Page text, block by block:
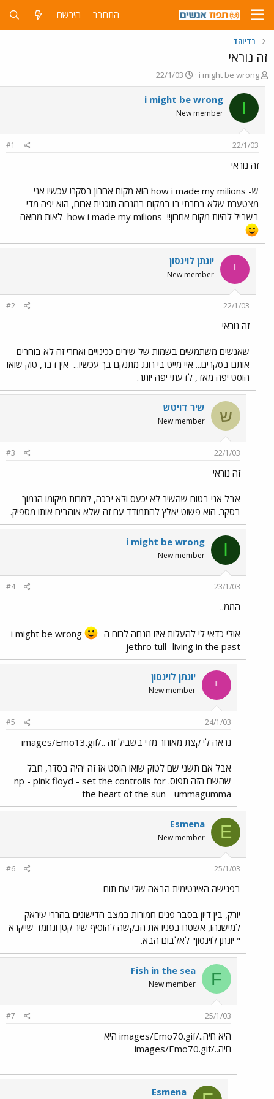
התחבר הירשם
רדיוהד
זה נוראי
פ
ו
ת
ח
ה
ש
א
i might be wrong
פ
ו
ר
ם
22/1/03
I
i might be wrong
New member
22/1/03
#1
זה נוראי
ש- how i made my milions הוא מקום אחרון בסקר! עכשיו אני
מצטערת שלא בחרתי בו במקום במנחה תוכנית ארוח, הוא יפה מדי
בשביל להיות מקום אחרון!!
לאות מחאה
י יונתן לוינסון
New member
22/1/03
#2
זה נוראי
שאנשים משתמשים בשמות של שירים ככינויים ואחרי זה לא בוחרים
אותם בסקרים... איי מייט בי רונג מתנקם בך עכשיו... אין דבר, טוק שואו
הוסט יפה מאד, לדעתי יפה יותר.
ש שיר דויטש
New member
22/1/03
#3
זה נוראי
אבל אני בטוח שהשיר לא יכעס ולא יבכה, למרות מיקומו הנמוך
בסקר. הוא פשוט יאלץ להתמודד עם זה שלא אוהבים אותו מספיק.
I
i might be wrong
New member
23/1/03
#4
הממ..
אולי כדאי לי להעלות איזו מנחה לרוח ה-i might be wrong
jethro tull- living in the past
י יונתן לוינסון
New member
24/1/03
#5
נראה לי קצת מאוחר מדי בשביל זה ../images/Emo13.gif
אבל אם תשני שם לטוק שואו הוסט אז זה יהיה בסדר, חבל
שהשם הזה תפוס. np - pink floyd - set the controlls for
the heart of the sun - ummagumma
E
Esmena
New member
25/1/03
#6
בפגישה האינטימית הבאה שלי עם תום
יורק, בין דיון בסבר פנים חמורות במצב הדישונים בהררי עיראק
למישנהו, אשטח בפניו את הבקשה להוסיף שיר קטן ונחמד שייקרא
" יונתן לוינסון" לאלבום הבא.
F
Fish in the sea
New member
25/1/03
#7
היא חיה../images/Emo70.gif היא
חיה../images/Emo70.gif
Esmena